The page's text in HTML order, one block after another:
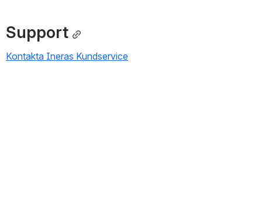
Support
Kontakta Ineras Kundservice